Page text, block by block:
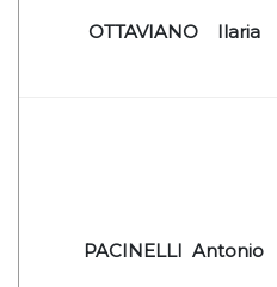
OTTAVIANO Ilaria
PACINELLI Antonio